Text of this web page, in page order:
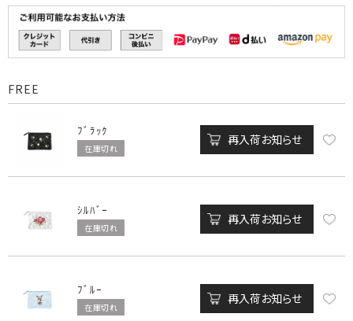
FREE
ﾌﾞﾗｯｸ
在庫切れ
再入荷お知らせ
ｼﾙﾊﾞｰ
在庫切れ
再入荷お知らせ
ﾌﾞﾙｰ
在庫切れ
再入荷お知らせ